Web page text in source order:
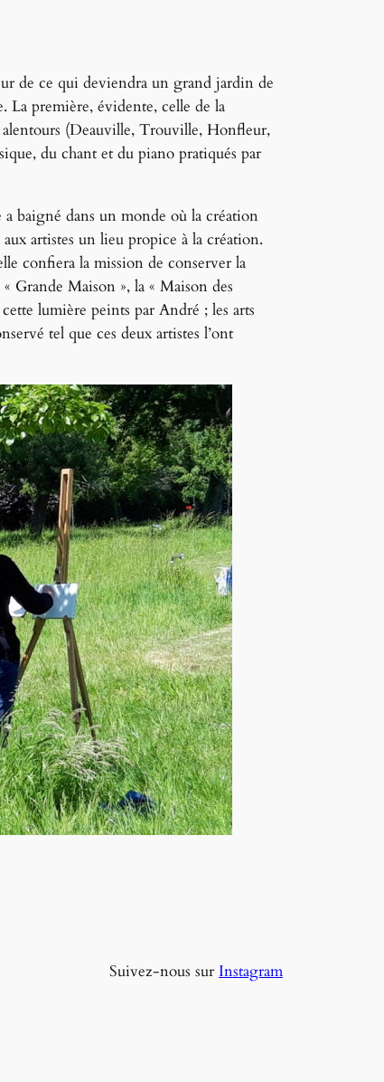
de ce qui deviendra un grand jardin de
La première, évidente, celle de la
alentours (Deauville, Trouville, Honfleur,
du chant et du piano pratiqués par
baigné dans un monde où la création
artistes un lieu propice à la création.
confiera la mission de conserver la
Grande Maison », la « Maison des
lumière peints par André ; les arts
tel que ces deux artistes l’ont
Suivez-nous sur Instagram